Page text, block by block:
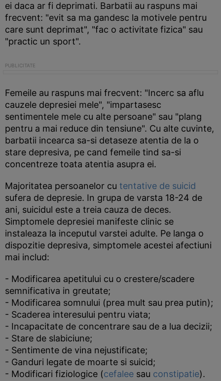
ei daca ar fi deprimati. Barbatii au raspuns mai
frecvent: "evit sa ma gandesc la motivele pentru
care sunt deprimat", "fac o activitate fizica" sau
"practic un sport".
Femeile au raspuns mai frecvent: "Incerc sa aflu
cauzele depresiei mele", "impartasesc
sentimentele mele cu alte persoane" sau "plang
pentru a mai reduce din tensiune". Cu alte cuvinte,
barbatii incearca sa-si detaseze atentia de la o
stare depresiva, pe cand femeile tind sa-si
concentreze toata atentia asupra ei.
Majoritatea persoanelor cu tentative de suicid
sufera de depresie. In grupa de varsta 18-24 de
ani, suicidul este a treia cauza de deces.
Simptomele depresiei manifeste clinic se
instaleaza la inceputul varstei adulte. Pe langa o
dispozitie depresiva, simptomele acestei afectiuni
mai includ:
- Modificarea apetitului cu o crestere/scadere
semnificativa in greutate;
- Modificarea somnului (prea mult sau prea putin);
- Scaderea interesului pentru viata;
- Incapacitate de concentrare sau de a lua decizii;
- Stare de slabiciune;
- Sentimente de vina nejustificate;
- Ganduri legate de moarte si suicid;
- Modificari fiziologice (cefalee sau constipatie).